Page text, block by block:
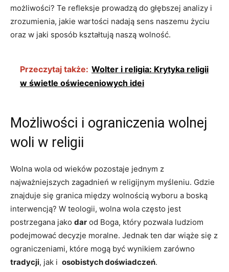
możliwości?​ Te refleksje ⁣prowadzą do ⁣głębszej​ analizy ‌i‍
zrozumienia, jakie wartości nadają sens naszemu życiu
oraz w jaki sposób kształtują naszą ‍wolność.
Przeczytaj także: Wolter i religia: Krytyka religii
w świetle oświeceniowych idei
Możliwości i ‌ograniczenia wolnej
woli w religii
Wolna wola od wieków pozostaje jednym z
najważniejszych zagadnień w religijnym myśleniu. Gdzie
znajduje się ⁢granica między wolnością⁤ wyboru​ a boską
‌interwencją? W ⁢teologii, wolna wola często‌ jest
postrzegana jako dar od Boga, który ‌pozwala ludziom
podejmować decyzje moralne. Jednak ten dar wiąże się z​
ograniczeniami, które‍ mogą być wynikiem zarówno ⁢
tradycji, jak ‌i ⁣ osobistych ‌doświadczeń.